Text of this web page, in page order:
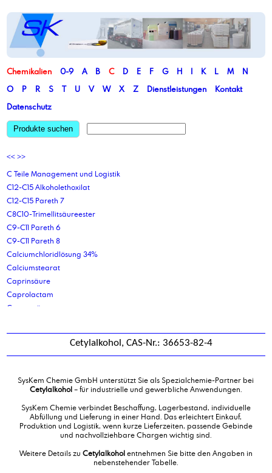
Chemikalien 0-9 A B C D E F G H I K L M
N
O
P R S T U V W X Z Dienstleistungen
Kontakt
Datenschutz
Produkte suchen
<< >>
C Teile Management und Logistik
C12-C15 Alkoholethoxilat
C12-C15 Pareth 7
C8C10-Trimellitsäureester
C9-C11 Pareth 6
C9-C11 Pareth 8
Calciumchloridlösung 34%
Calciumstearat
Caprinsäure
Caprolactam
Capronsäure
Capryl-capric-triglycerid
Cetostearylalkohol
Cetylalkohol
Cetylpalmitat
Cocamidopropylbetain
Cetylalkohol, CAS-Nr.: 36653-82-4
SysKem Chemie GmbH unterstützt Sie als Spezialchemie-Partner bei
Cetylalkohol– für industrielle und gewerbliche Anwendungen.
SysKem Chemie verbindet Beschaffung, Lagerbestand, individuelle
Abfüllung und Lieferung in einer Hand. Das erleichtert Einkauf,
Produktion und Logistik, wenn kurze Lieferzeiten, passende Gebinde
und nachvollziehbare Chargen wichtig sind.
Weitere Details zu Cetylalkoholentnehmen Sie bitte den Angaben in
nebenstehender Tabelle.